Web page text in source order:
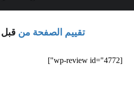
تقييم الصفحة من
[wp-review id="4772"]